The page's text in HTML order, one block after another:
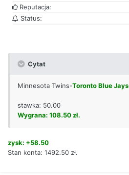
Reputacja:
Status:
Cytat
Minnesota Twins-Toronto Blue Jays
stawka: 50.00
Wygrana: 108.50 zł.
zysk: +58.50
Stan konta: 1492.50 zł.